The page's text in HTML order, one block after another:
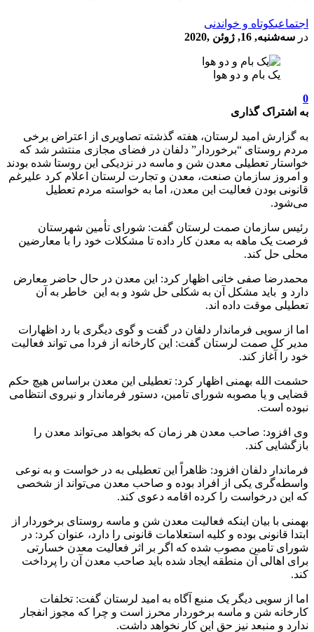
اجتماعیکوتاه و خواندنی
در سه‌شنبه, 16, ژوئن ,2020
یک بام و دو هوا
0
به اشتراک گذاری
به گزارش امید لرستان، هفته گذشته تصاویری از اعتراض برخی
مردم روستای “برخوردار” دلفان در فضای مجازی منتشر شد که
خواستار تعطیلی معدن شن و ماسه در نزدیکی این روستا شده بودند
و امروز سازمان صنعت، معدن و تجارت لرستان اعلام کرد علیرغم
قانونی بودن فعالیت این معدن، اما به خواسته مردم تعطیل
می‌شود.
رئیس سازمان صمت لرستان گفت: شورای تأمین شهرستان
فرصت یک ماهه به معدن کار داده تا مشکلات خود را با معارضین
محلی حل کند.
محمدرضا صفی خانی اظهار کرد: این معدن در حال حاضر معارض
دارد و باید مشکل آن به شکلی حل شود و به این خاطر به آن
تعطیلی موقت داده اند.
اما از سویی فرماندار دلفان در گفت و گوی دیگری با رد اظهارات
مدیر کل صمت لرستان گفت: این کارخانه از فردا می تواند فعالیت
خود را آغاز کند.
حشمت الله بهمنی اظهار کرد: تعطیلی این معدن براساس هیچ حکم
قضایی و یا مصوبه شورای تامین، دستور فرماندار و نیروی انتظامی
نبوده است.
وی افزود: صاحب معدن هر زمان که بخواهد می‌تواند معدن را
بازگشایی کند.
فرماندار دلفان افزود: ظاهراً این تعطیلی به در خواست و به نوعی
واسطه‌گری یکی از افراد بوده و صاحب معدن می‌تواند از شخصی
که این درخواست را کرده اقامه دعوی کند.
بهمنی با بیان اینکه فعالیت معدن شن و ماسه روستای برخوردار از
ابتدا قانونی بوده و کلیه استعلامات قانونی را دارد، عنوان کرد: در
شورای تامین مصوب شده که اگر بر اثر فعالیت معدن خسارتی
برای اهالی آن منطقه ایجاد شده باید صاحب معدن آن را پرداخت
کند.
اما از سویی دیگر یک منبع آگاه به امید لرستان گفت: تخلفات
کارخانه شن و ماسه برخوردار محرز است و چرا که مجوز انفجار
ندارد و منبعد نیز حق این کار نخواهد داشت.